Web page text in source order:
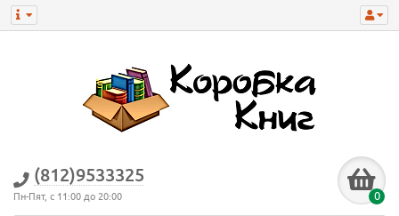
(812)9533325
Пн-Пят, с 11:00 до 20:00 0